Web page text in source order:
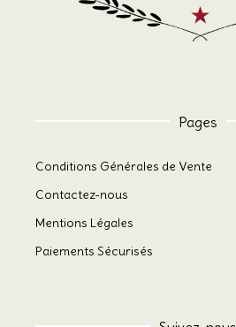
Pages
Conditions Générales de Vente
Contactez-nous
Mentions Légales
Paiements Sécurisés